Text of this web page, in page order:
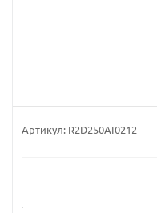
Артикул: R2D250AI0212